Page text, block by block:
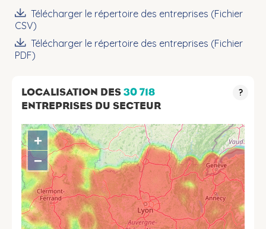
Télécharger le répertoire des entreprises (Fichier
CSV)
Télécharger le répertoire des entreprises (Fichier
PDF)
LOCALISATION DES30 718
ENTREPRISES DU SECTEUR
?
+
−